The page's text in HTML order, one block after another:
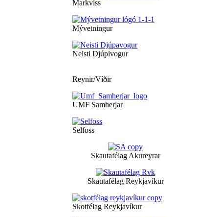
Markviss
Mývetningur
Neisti Djúpivogur
Reynir/Víðir
UMF Samherjar
Selfoss
Skautafélag Akureyrar
Skautafélag Reykjavíkur
Skotfélag Reykjavíkur